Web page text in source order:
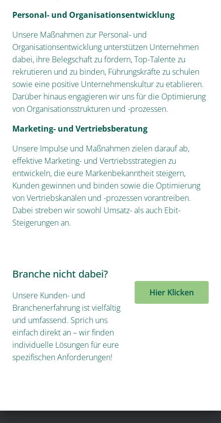
Personal- und Organisationsentwicklung
Unsere Maßnahmen zur Personal- und
Organisationsentwicklung unterstützen Unternehmen
dabei, ihre Belegschaft zu fördern, Top-Talente zu
rekrutieren und zu binden, Führungskräfte zu schulen
sowie eine positive Unternehmenskultur zu etablieren.
Darüber hinaus engagieren wir uns für die Optimierung
von Organisationsstrukturen und -prozessen.
Marketing- und Vertriebsberatung
Unsere Impulse und Maßnahmen zielen darauf ab,
effektive Marketing- und Vertriebsstrategien zu
entwickeln, die eure Markenbekanntheit steigern,
Kunden gewinnen und binden sowie die Optimierung
von Vertriebskanälen und -prozessen vorantreiben.
Dabei streben wir sowohl Umsatz- als auch Ebit-
Steigerungen an.
Branche nicht dabei?
Unsere Kunden- und
Branchenerfahrung ist vielfältig
und umfassend. Sprich uns
einfach direkt an – wir finden
individuelle Lösungen für eure
spezifischen Anforderungen!
Hier Klicken